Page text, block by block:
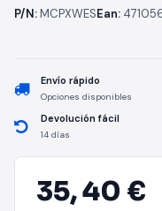
P/N:MCPXWESEan:
Envío rápido
Opciones disponibles
Devolución fácil
14 días
35,40 €